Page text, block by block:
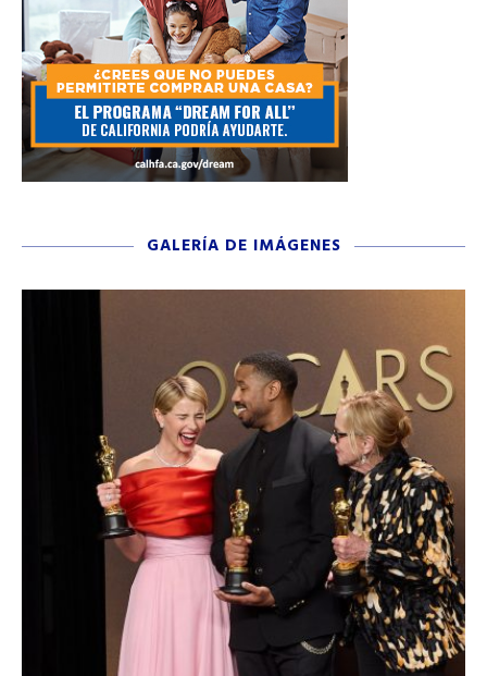
GALERÍA DE IMÁGENES